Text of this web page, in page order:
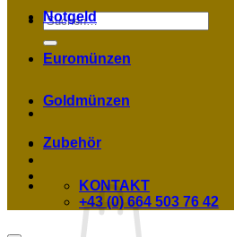
Suchen
nach:
Notgeld
Euromünzen
Goldmünzen
Zubehör
KONTAKT
+43 (0) 664 503 76 42